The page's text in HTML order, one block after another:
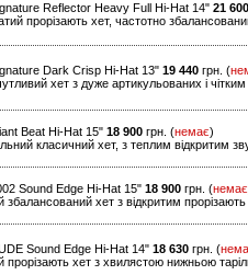
Reflector Heavy Full Hi-Hat 14" 21 600
прорізають хет, частотно
Dark Crisp Hi-Hat 13" 19 440 грн. (
хет з дуже артикульованих і
Beat Hi-Hat 15" 18 900 грн. (немає)
класичний хет, з теплим відкритим
Sound Edge Hi-Hat 15" 18 900 грн. (немає
збалансований хет з відкритим
Sound Edge Hi-Hat 14" 18 630 грн. (
прорізають хет з хвилястою нижньою